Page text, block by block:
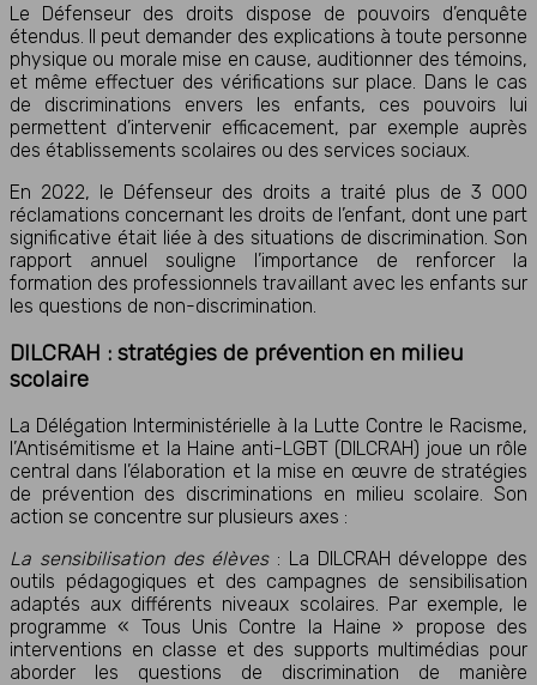
Le Défenseur des droits dispose de pouvoirs d’enquête
étendus. Il peut demander des explications à toute personne
physique ou morale mise en cause, auditionner des témoins,
et même effectuer des vérifications sur place. Dans le cas
de discriminations envers les enfants, ces pouvoirs lui
permettent d’intervenir efficacement, par exemple auprès
des établissements scolaires ou des services sociaux.
En 2022, le Défenseur des droits a traité plus de 3 000
réclamations concernant les droits de l’enfant, dont une part
significative était liée à des situations de discrimination. Son
rapport annuel souligne l’importance de renforcer la
formation des professionnels travaillant avec les enfants sur
les questions de non-discrimination.
DILCRAH : stratégies de prévention en milieu
scolaire
La Délégation Interministérielle à la Lutte Contre le Racisme,
l’Antisémitisme et la Haine anti-LGBT (DILCRAH) joue un rôle
central dans l’élaboration et la mise en œuvre de stratégies
de prévention des discriminations en milieu scolaire. Son
action se concentre sur plusieurs axes :
La sensibilisation des élèves : La DILCRAH développe des
outils pédagogiques et des campagnes de sensibilisation
adaptés aux différents niveaux scolaires. Par exemple, le
programme « Tous Unis Contre la Haine » propose des
interventions en classe et des supports multimédias pour
aborder les questions de discrimination de manière